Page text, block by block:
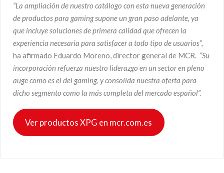
“La ampliación de nuestro catálogo con esta nueva generación
de productos para gaming supone un gran paso adelante, ya
que incluyesoluciones de primera calidad que ofrecen la
experiencia necesaria para satisfacer a todo tipo de usuarios”,
ha afirmado Eduardo Moreno, director general de MCR. “Su
incorporación refuerza nuestro liderazgo en un sector en pleno
auge como es el del gaming, y consolida nuestra oferta para
dicho segmento como la más completa del mercado español”.
Ver productos XPG en mcr.com.es